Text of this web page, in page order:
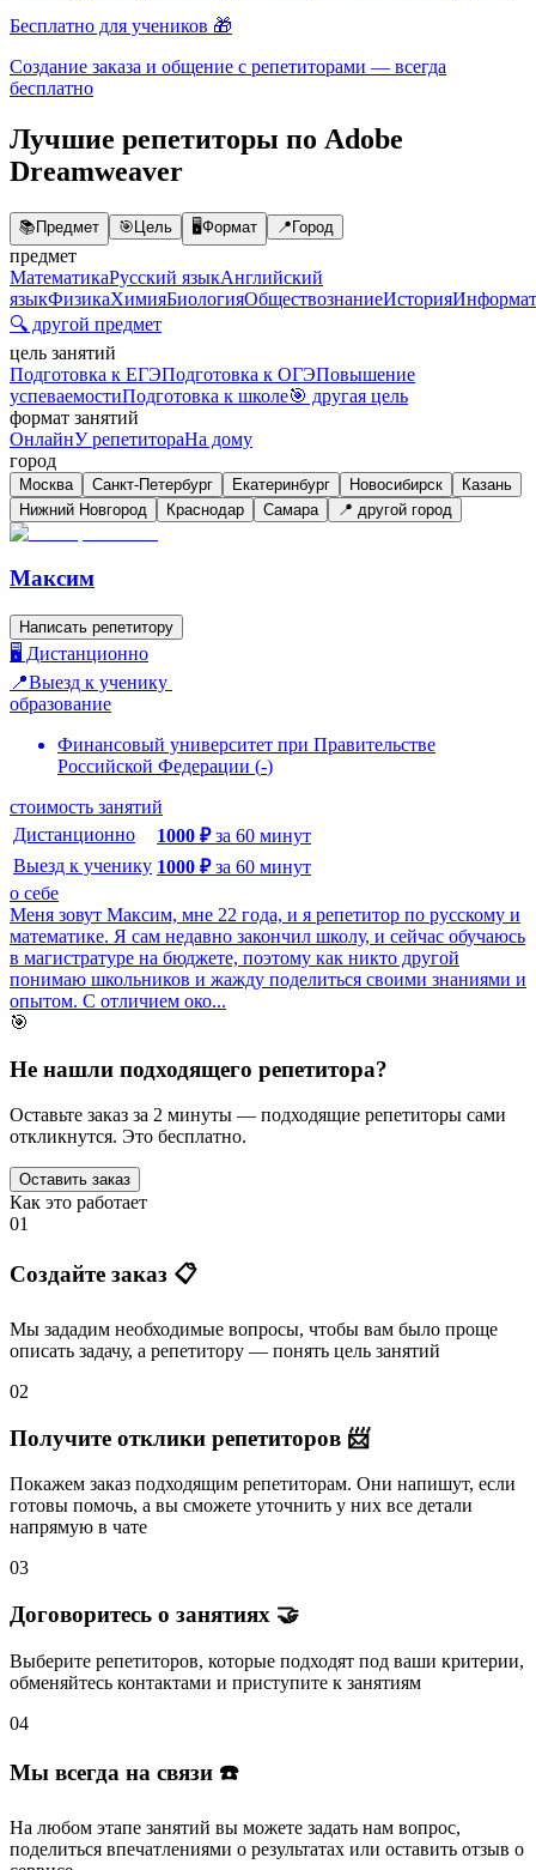
Бесплатно для учеников 🎁
Создание заказа и общение с репетиторами — всегда
бесплатно
Лучшие репетиторы по Adobe
Dreamweaver
📚Предмет 🎯Цель 🖥️Формат 📍Город
предмет
МатематикаРусский языкАнглийский
языкФизикаХимияБиологияОбществознаниеИстория
🔍 другой предмет
цель занятий
Подготовка к ЕГЭПодготовка к ОГЭПовышение
успеваемостиПодготовка к школе🎯 другая цель
формат занятий
ОнлайнУ репетитораНа дому
город
Москва Санкт-Петербург Екатеринбург Новосибирск
Казань
Нижний Новгород
Краснодар Самара 📍 другой город
Максим
Написать репетитору
🖥️ Дистанционно
📍Выезд к ученику
образование
Финансовый университет при Правительстве
Российской Федерации (-)
стоимость занятий
Дистанционно
1000 ₽ за 60 минут
Выезд к ученику 1000 ₽ за 60 минут
о себе
Меня зовут Максим, мне 22 года, и я репетитор по русскому и
математике. Я сам недавно закончил школу, и сейчас обучаюсь
в магистратуре на бюджете, поэтому как никто другой
понимаю школьников и жажду поделиться своими знаниями и
опытом. С отличием око...
🎯
Не нашли подходящего репетитора?
Оставьте заказ за 2 минуты — подходящие репетиторы сами
откликнутся. Это бесплатно.
Оставить заказ
Как это работает
01
Создайте заказ 📋
Мы зададим необходимые вопросы, чтобы вам было проще
описать задачу, а репетитору — понять цель занятий
02
Получите отклики репетиторов 📨
Покажем заказ подходящим репетиторам. Они напишут, если
готовы помочь, а вы сможете уточнить у них все детали
напрямую в чате
03
Договоритесь о занятиях 🤝
Выберите репетиторов, которые подходят под ваши критерии,
обменяйтесь контактами и приступите к занятиям
04
Мы всегда на связи ☎️
На любом этапе занятий вы можете задать нам вопрос,
поделиться впечатлениями о результатах или оставить отзыв о